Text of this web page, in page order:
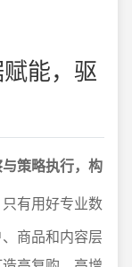
能，驱
策略执行，构
只有用好专业数
商品和内容层